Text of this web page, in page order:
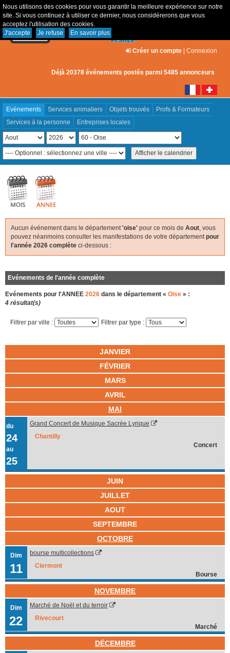
Nous utilisons des cookies pour vous garantir la meilleure expérience sur notre
site. Si vous continuez à utiliser ce dernier, nous considérerons que vous
acceptez l'utilisation des cookies.
J'accepte
Je refuse En savoir plus
Créer un compte | Connexion
Déjà 20378 événements postés parmi 5485 annonceurs
Evénements Services animaliers Objets trouvés
Profs & Formateurs
Services à la personne
Entreprises locales
Aucun événement dans le département 'oise' pour ce mois de Aout , vous
pouvez néanmoins consulter les manifestations de votre département pour
l'année 2026 complète ci-dessous :
Evénements de l'année complète
Evénements pour l'ANNEE 2026 dans le département « Oise » :
4 résultat(s)
Filtrer par ville : Filtrer par type :
JANVIER
FÉVRIER
MARS
AVRIL
MAI
du
24
au
25
Grand Concert de Musique Sacrée Lyrique
Chantilly
Concert
JUIN
JUILLET
AOUT
SEPTEMBRE
OCTOBRE
Dim
11
bourse multicollections
Clermont
Bourse
NOVEMBRE
Dim
22
Marché de Noël et du terroir
Rivecourt
Marché
DÉCEMBRE